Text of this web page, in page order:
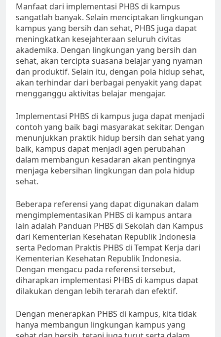
Manfaat dari implementasi PHBS di kampus
sangatlah banyak. Selain menciptakan lingkungan
kampus yang bersih dan sehat, PHBS juga dapat
meningkatkan kesejahteraan seluruh civitas
akademika. Dengan lingkungan yang bersih dan
sehat, akan tercipta suasana belajar yang nyaman
dan produktif. Selain itu, dengan pola hidup sehat,
akan terhindar dari berbagai penyakit yang dapat
mengganggu aktivitas belajar mengajar.
Implementasi PHBS di kampus juga dapat menjadi
contoh yang baik bagi masyarakat sekitar. Dengan
menunjukkan praktik hidup bersih dan sehat yang
baik, kampus dapat menjadi agen perubahan
dalam membangun kesadaran akan pentingnya
menjaga kebersihan lingkungan dan pola hidup
sehat.
Beberapa referensi yang dapat digunakan dalam
mengimplementasikan PHBS di kampus antara
lain adalah Panduan PHBS di Sekolah dan Kampus
dari Kementerian Kesehatan Republik Indonesia
serta Pedoman Praktis PHBS di Tempat Kerja dari
Kementerian Kesehatan Republik Indonesia.
Dengan mengacu pada referensi tersebut,
diharapkan implementasi PHBS di kampus dapat
dilakukan dengan lebih terarah dan efektif.
Dengan menerapkan PHBS di kampus, kita tidak
hanya membangun lingkungan kampus yang